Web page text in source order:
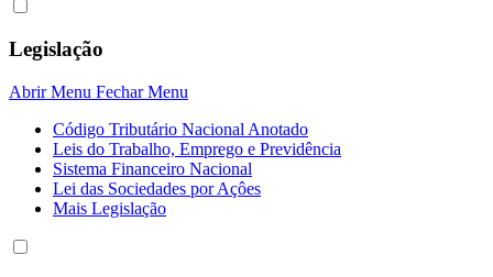
Legislação
Abrir Menu Fechar Menu
Código Tributário Nacional Anotado
Leis do Trabalho, Emprego e Previdência
Sistema Financeiro Nacional
Lei das Sociedades por Açôes
Mais Legislação